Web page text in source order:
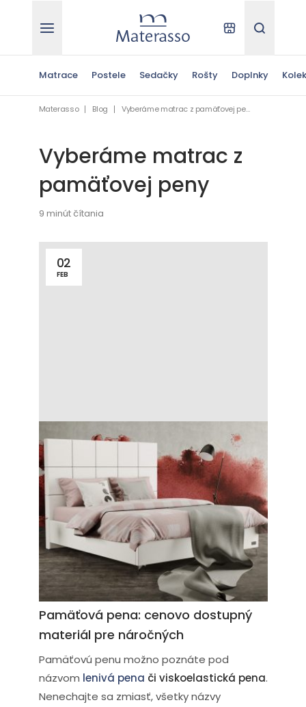
Materasso Kde kúpiťHľadať
Matrace Postele Sedačky Rošty Doplnky
Materasso Blog Vyberáme matrac z pamäťovej peny
Vyberáme matrac z
pamäťovej peny
9 minút čítania
02
FEB
Ak hľadáte matrac, ktorý sa dokonale
prispôsobí vášmu telu a zaistí vám
zdravý a ničím nerušený spánok,
zamerajte svoj výber na matrac z lenivej,
čiže pamäťovej peny. Tento materiál vám
zabezpečí maximálny komfort, prinesie
úľavu vašim kĺbom a podporí regeneráciu
organizmu.
Pamäťová pena: cenovo dostupný
materiál pre náročných
Pamäťovú penu možno poznáte pod
názvom lenivá pena či viskoelastická pena.
Nenechajte sa zmiasť, všetky názvy